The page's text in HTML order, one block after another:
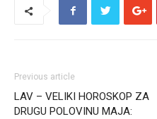
Previous article
LAV – VELIKI HOROSKOP ZA
DRUGU POLOVINU MAJA: